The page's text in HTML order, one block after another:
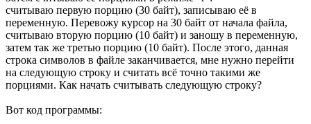
считываю первую порцию (30 байт), записываю её в
переменную. Перевожу курсор на 30 байт от начала файла,
считываю вторую порцию (10 байт) и заношу в переменную,
затем так же третью порцию (10 байт). После этого, данная
строка символов в файле заканчивается, мне нужно перейти
на следующую строку и считать всё точно такими же
порциями. Как начать считывать следующую строку?
Вот код программы: